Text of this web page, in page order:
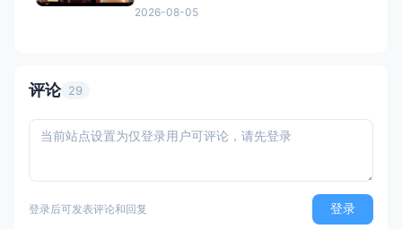
集结 游戏类型：动作冒险类（潜行 × 动作平
2026-08-05
评论 29
登录后可发表评论和回复 登录